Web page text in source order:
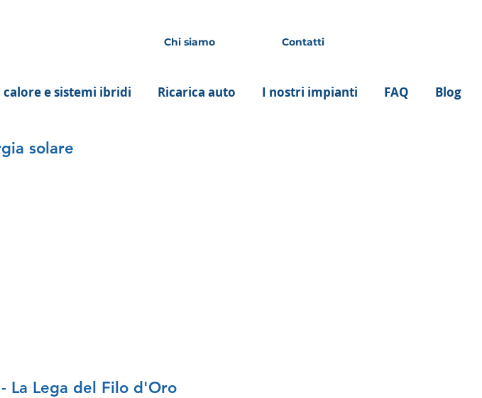
Chi siamo Contatti
calore e sistemi ibridi Ricarica auto I nostri impianti FAQ Blog
solare
La Lega del Filo d'Oro